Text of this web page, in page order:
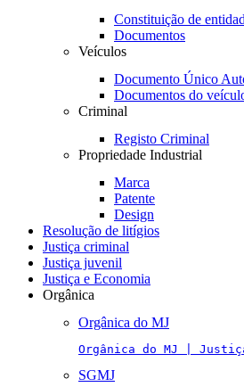
Constituição de
Documentos
Veículos
Documento Único
Documentos do
Criminal
Registo Criminal
Propriedade Industrial
Marca
Patente
Design
Resolução de litígios
Justiça criminal
Justiça juvenil
Justiça e Economia
Orgânica
Orgânica do MJ
Orgânica do MJ |
SGMJ